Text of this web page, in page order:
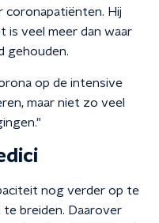
coronapatiënten. Hij
is veel meer dan waar
gehouden.
op de intensive
maar niet zo veel
nog verder op te
breiden. Daarover